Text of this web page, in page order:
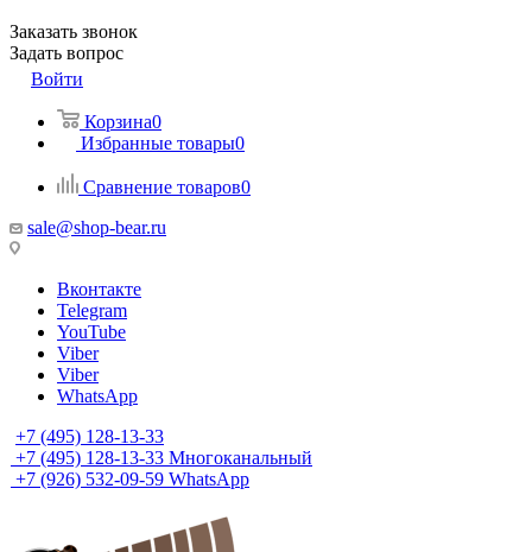
Заказать звонок
Задать вопрос
Войти
Корзина0
Избранные товары0
Сравнение товаров0
sale@shop-bear.ru
Вконтакте
Telegram
YouTube
Viber
Viber
WhatsApp
+7 (495) 128-13-33
+7 (495) 128-13-33 Многоканальный
+7 (926) 532-09-59 WhatsApp